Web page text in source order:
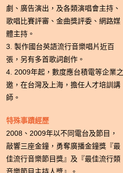
劇、廣告演出，及各類演唱會主持、
歌唱比賽評審、金曲獎評委、網路媒
體主持。
3. 製作國台英語流行音樂唱片近百
張，另有多首歌詞創作。
4. 2009年起，數度應台積電等企業之
邀，在台灣及上海，擔任人才培訓講
師。
特殊事蹟經歷
2008、2009年以不同電台及節目，
敲響三座金鐘，勇奪廣播金鐘獎『最
佳流行音樂節目獎』及『最佳流行類